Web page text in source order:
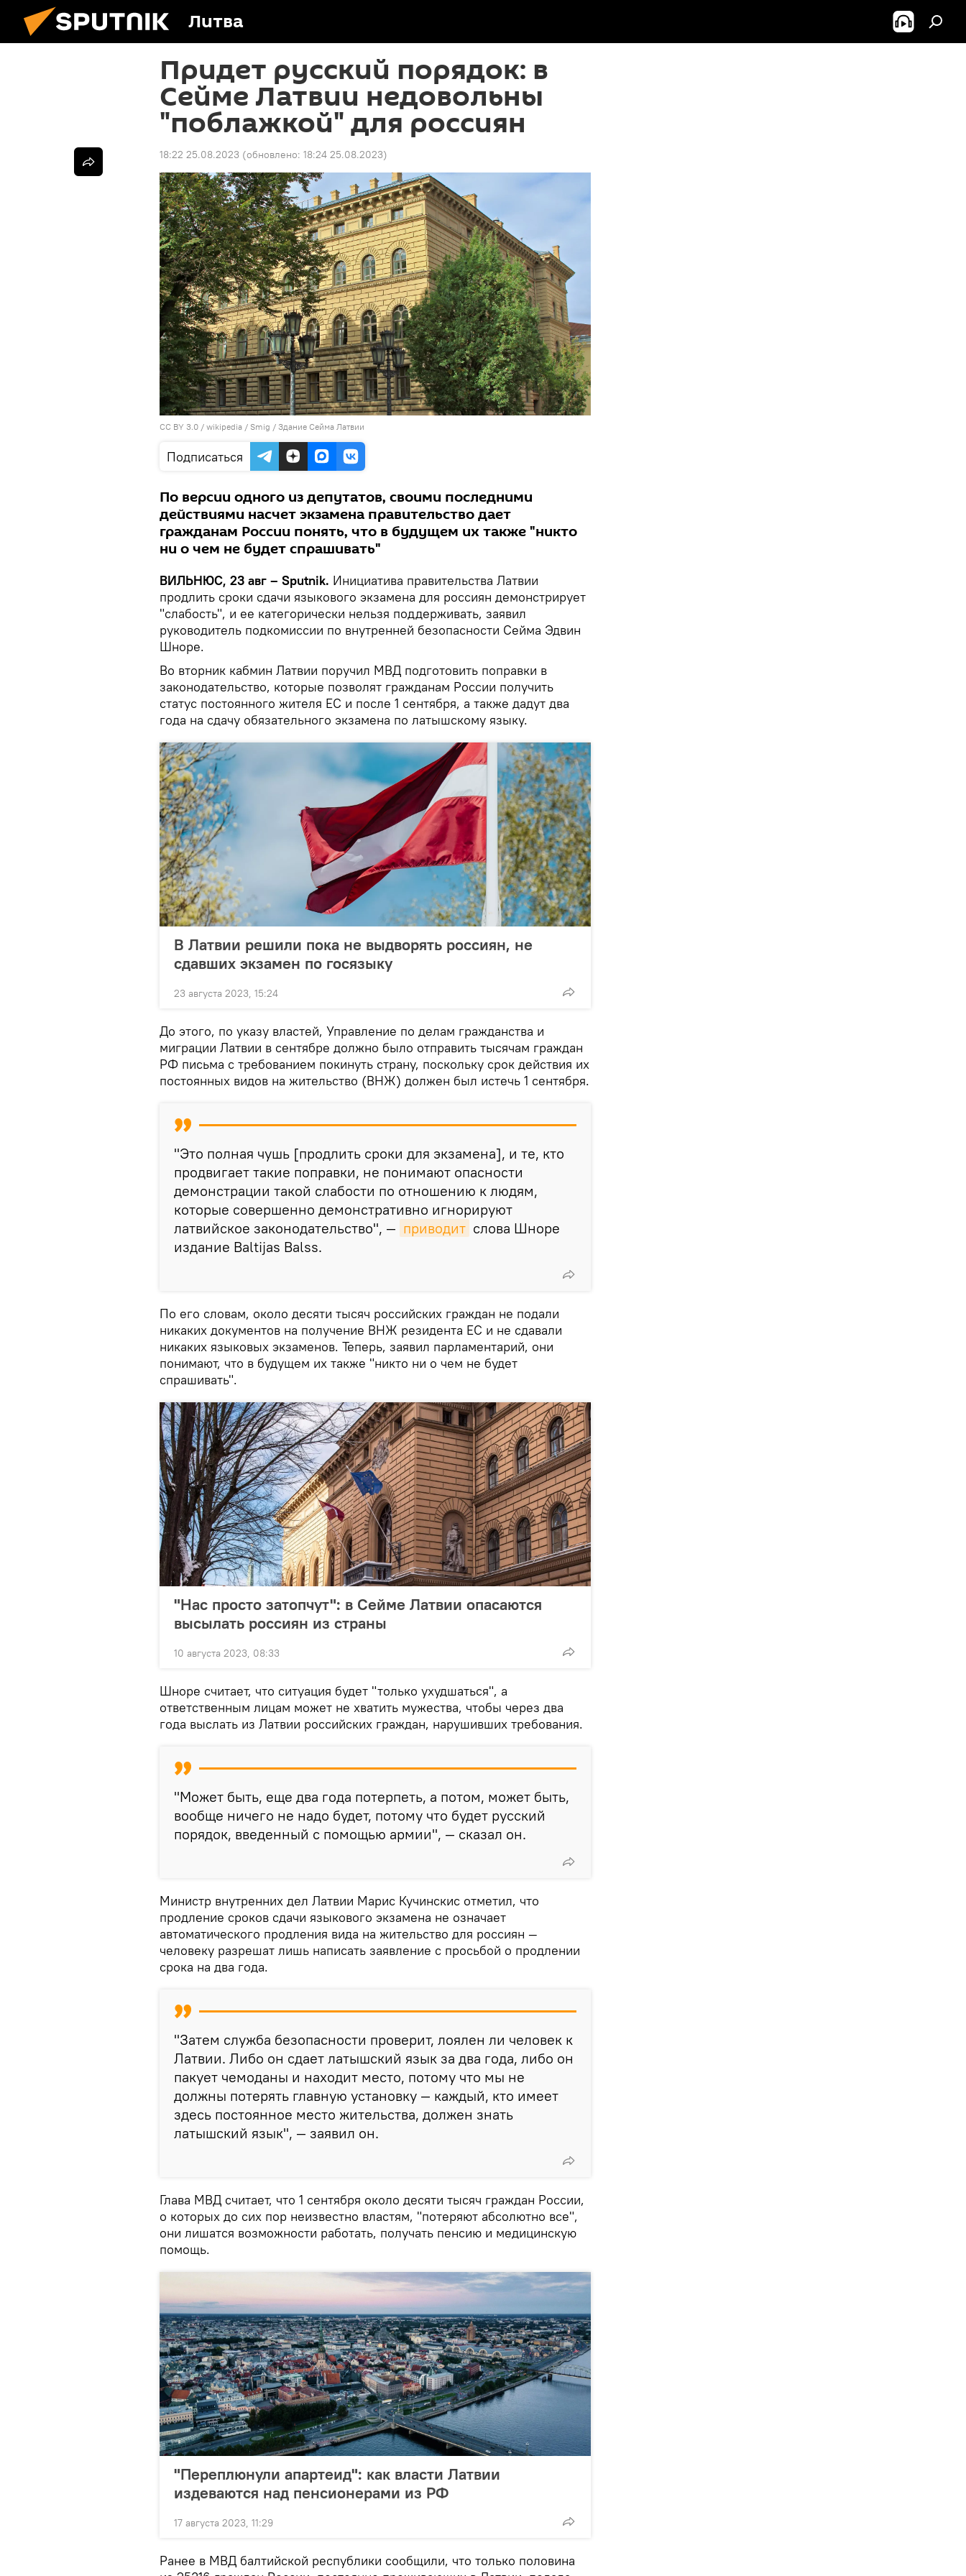
Литва
Придет русский порядок: в
Сейме Латвии недовольны
"поблажкой" для россиян
18:22 25.08.2023 (обновлено: 18:24 25.08.2023)
CC BY 3.0 / wikipedia / Smig / Здание Сейма Латвии
Подписаться
По версии одного из депутатов, своими последними
действиями насчет экзамена правительство дает
гражданам России понять, что в будущем их также "никто
ни о чем не будет спрашивать"
ВИЛЬНЮС, 23 авг – Sputnik. Инициатива правительства Латвии
продлить сроки сдачи языкового экзамена для россиян демонстрирует
"слабость", и ее категорически нельзя поддерживать, заявил
руководитель подкомиссии по внутренней безопасности Сейма Эдвин
Шноре.
Во вторник кабмин Латвии поручил МВД подготовить поправки в
законодательство, которые позволят гражданам России получить
статус постоянного жителя ЕС и после 1 сентября, а также дадут два
года на сдачу обязательного экзамена по латышскому языку.
В Латвии решили пока не выдворять россиян, не
сдавших экзамен по госязыку
23 августа 2023, 15:24
До этого, по указу властей, Управление по делам гражданства и
миграции Латвии в сентябре должно было отправить тысячам граждан
РФ письма с требованием покинуть страну, поскольку срок действия их
постоянных видов на жительство (ВНЖ) должен был истечь 1 сентября.
"Это полная чушь [продлить сроки для экзамена], и те, кто
продвигает такие поправки, не понимают опасности
демонстрации такой слабости по отношению к людям,
которые совершенно демонстративно игнорируют
латвийское законодательство", — приводит слова Шноре
издание Baltijas Balss.
По его словам, около десяти тысяч российских граждан не подали
никаких документов на получение ВНЖ резидента ЕС и не сдавали
никаких языковых экзаменов. Теперь, заявил парламентарий, они
понимают, что в будущем их также "никто ни о чем не будет
спрашивать".
"Нас просто затопчут": в Сейме Латвии опасаются
высылать россиян из страны
10 августа 2023, 08:33
Шноре считает, что ситуация будет "только ухудшаться", а
ответственным лицам может не хватить мужества, чтобы через два
года выслать из Латвии российских граждан, нарушивших требования.
"Может быть, еще два года потерпеть, а потом, может быть,
вообще ничего не надо будет, потому что будет русский
порядок, введенный с помощью армии", — сказал он.
Министр внутренних дел Латвии Марис Кучинскис отметил, что
продление сроков сдачи языкового экзамена не означает
автоматического продления вида на жительство для россиян —
человеку разрешат лишь написать заявление с просьбой о продлении
срока на два года.
"Затем служба безопасности проверит, лоялен ли человек к
Латвии. Либо он сдает латышский язык за два года, либо он
пакует чемоданы и находит место, потому что мы не
должны потерять главную установку — каждый, кто имеет
здесь постоянное место жительства, должен знать
латышский язык", — заявил он.
Глава МВД считает, что 1 сентября около десяти тысяч граждан России,
о которых до сих пор неизвестно властям, "потеряют абсолютно все",
они лишатся возможности работать, получать пенсию и медицинскую
помощь.
"Переплюнули апартеид": как власти Латвии
издеваются над пенсионерами из РФ
17 августа 2023, 11:29
Ранее в МВД балтийской республики сообщили, что только половина